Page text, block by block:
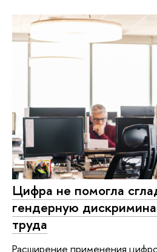
Цифра не помогла
гендерную
труда
Расширение применения